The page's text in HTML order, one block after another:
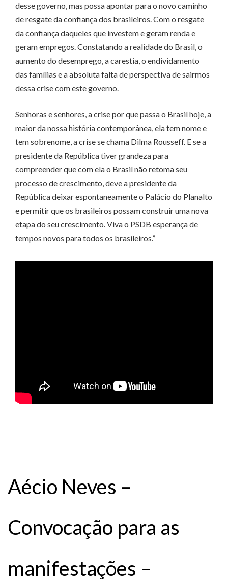
desse governo, mas possa apontar para o novo caminho
de resgate da confiança dos brasileiros. Com o resgate
da confiança daqueles que investem e geram renda e
geram empregos. Constatando a realidade do Brasil, o
aumento do desemprego, a carestia, o endividamento
das famílias e a absoluta falta de perspectiva de sairmos
dessa crise com este governo.
Senhoras e senhores, a crise por que passa o Brasil hoje, a
maior da nossa história contemporânea, ela tem nome e
tem sobrenome, a crise se chama Dilma Rousseff. E se a
presidente da República tiver grandeza para
compreender que com ela o Brasil não retoma seu
processo de crescimento, deve a presidente da
República deixar espontaneamente o Palácio do Planalto
e permitir que os brasileiros possam construir uma nova
etapa do seu crescimento. Viva o PSDB esperança de
tempos novos para todos os brasileiros.”
Aécio Neves –
Convocação para as
manifestações –